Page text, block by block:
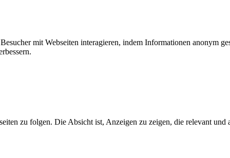
mit Webseiten interagieren, indem Informationen anonym
zu folgen. Die Absicht ist, Anzeigen zu zeigen, die relevant